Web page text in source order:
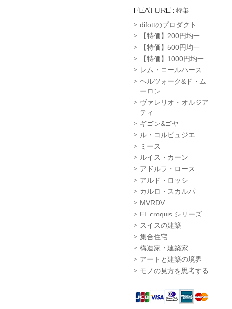
difottのプロダクト
【特価】200円均一
【特価】500円均一
【特価】1000円均一
レム・コールハース
ヘルツォーク&ド・ム
ーロン
ヴァレリオ・オルジア
ティ
ギゴン&ゴヤ―
ル・コルビュジエ
ミース
ルイス・カーン
アドルフ・ロース
アルド・ロッシ
カルロ・スカルパ
MVRDV
EL croquis シリーズ
スイスの建築
集合住宅
構造家・建築家
アートと建築の境界
モノの見方を思考する